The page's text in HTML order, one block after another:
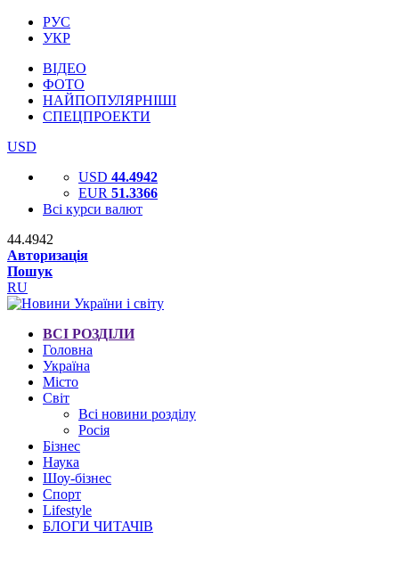
РУС
УКР
ВІДЕО
ФОТО
НАЙПОПУЛЯРНІШІ
СПЕЦПРОЕКТИ
USD
USD 44.4942
EUR 51.3366
Всі курси валют
44.4942
Авторизація
Пошук
RU
ВСІ РОЗДІЛИ
Головна
Україна
Місто
Світ
Всі новини розділу
Росія
Бізнес
Наука
Шоу-бізнес
Спорт
Lifestyle
БЛОГИ ЧИТАЧІВ